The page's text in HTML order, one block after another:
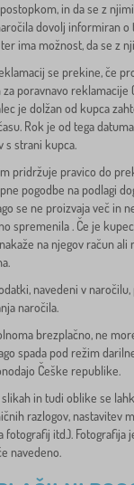
in da se z
dovolj informiran o
ima možnost, da se z
se prekine, če
poravnavo reklamacije
je dolžan od kupca
Rok je od tega
s strani kupca.
pridržuje pravico do
pogodbe na podlagi
se ne proizvaja več in
spremenila . Če je
na njegov račun
navedeni v
naročila.
brezplačno, ne
spada pod režim
Češke republike.
in tudi oblike se
razlogov, nastavitev
itd.). Fotografija
navedeno.